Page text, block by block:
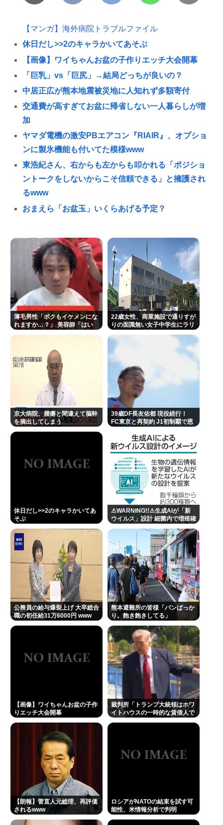
【マンガ】海外病院トラブルファイル
休日だし>>2のキャラかいてあそぶ
【画像】ワイちゃんお盆の子作りエッチ大会開幕
「巨乳」vs「巨尻」→結局どっちが良いの？
中居正広が熊本地震被災地に人知れず多額寄付
交通費が高すぎてお盆に帰省しない一人暮らしが増
加
ヤマダ電機の激安PBエアコン『RIAIR』、オプショ
ンに製氷機能も付いてた模様www
東浩紀さん、右からも左からも叩かれる「ポジショ
ントークをしないからこそ信頼できる」と擁護され
るwww
おまえら「お盆玉」いくらあげる予定？
チャ虫』リリース決定 8月9日フォーメーション発表
イチローの晩年(2011-2019)の成績、流石に擁護でき
ないwww
『ヤニねこ』新海誠、水島努、綾辻行人らクリエイ
ターが絶賛 過激描写はBPOでも議論に
避難所地獄と化す「ずっと同じ食べ物&断水でトイレ
流せず悪臭&床に直接就寝&コロナ感染」
「感覚が分からない」 元TBS・山本里菜アナの離婚
コメントに疑問の声… シャンパンタワーの超豪華式
も結婚生活は4年半で終止符
👴"テレビ大好き"高齢者の「テレビ離れ」が始まっ
た…10代後半～20代の約7割が"ほぼ見ない"
"テレビ大好き"高齢者の「テレビ離れ」が始まっ
た…10代後半~20代の約7割が"ほぼ見ない"衝撃の最
Powered by livedoor 相互RSS
薄毛男性「ボクもイケメンにな
れますか…？」 美容師「はい
22歳女性、商業施設で通りすが
りの面識無い女子中学生にラリ
京大病院、腫瘍と間違えて脳幹
を摘出してしまう
39歳DF長友佑都 現役続行！
FC東京と再契約 J1初制覇で恩
休日だし>>2のキャラかいてあ
そぶ
⚠WARNING!!⚠生成AIが「新
ウイルス」設計 細菌内で増殖確
公務員の給与爆裂上げ 大卒総合
職の初任給31万6000円 www
熊本避難所の皆様「パンばっか
り。飽き飽きしてる」
【画像】ワイちゃんお盆の子作
りエッチ大会開幕
裁判所「トランプ大統領はホワ
イトハウスの一時的な賃借人で
【朗報】菅直人元総理、再評価
されるwww
ロシアがNATOの結束を試す可
能性、米情報分析で判明